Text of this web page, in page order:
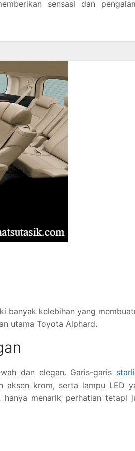
sensasi dan
banyak kelebihan yang
utama Toyota Alphard.
dan elegan. Garis-garis
aksen krom, serta lampu LED
menarik perhatian tetapi